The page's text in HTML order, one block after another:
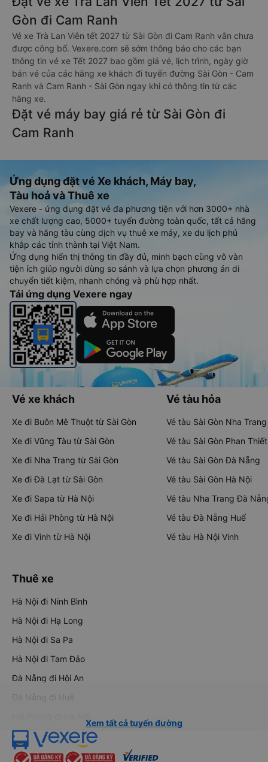
Gòn đi Cam Ranh
Vé xe Trà Lan Viên tết 2027 từ Sài Gòn đi Cam Ranh vẫn chưa
được công bố. Vexere.com sẽ sớm thông báo cho các bạn
thông tin vé xe Tết 2027 bao gồm giá vé, lịch trình, ngày giờ
bán vé của các hãng xe khách đi tuyến đường Sài Gòn - Cam
Ranh và Cam Ranh - Sài Gòn ngay khi có thông tin từ các
hãng xe.
Đặt vé máy bay giá rẻ từ Sài Gòn đi
Cam Ranh
Ứng dụng đặt vé Xe khách, Máy bay,
Tàu hoả và Thuê xe
Vexere - ứng dụng đặt vé đa phương tiện với hơn 3000+ nhà
xe chất lượng cao, 5000+ tuyến đường toàn quốc, tất cả hãng
bay và hãng tàu cùng dịch vụ thuê xe máy, xe du lịch phủ
khắp các tỉnh thành tại Việt Nam.
Ứng dụng hiển thị thông tin đầy đủ, minh bạch cùng vô vàn
tiện ích giúp người dùng so sánh và lựa chọn phương án di
chuyển tiết kiệm, nhanh chóng và phù hợp nhất.
Tải ứng dụng Vexere ngay
Vé xe khách
Xe đi Buôn Mê Thuột từ Sài Gòn
Xe đi Vũng Tàu từ Sài Gòn
Xe đi Nha Trang từ Sài Gòn
Xe đi Đà Lạt từ Sài Gòn
Xe đi Sapa từ Hà Nội
Xe đi Hải Phòng từ Hà Nội
Xe đi Vinh từ Hà Nội
Vé tàu hỏa
Vé tàu Sài Gòn Nha Trang
Vé tàu Sài Gòn Phan Thiết
Vé tàu Sài Gòn Đà Nẵng
Vé tàu Sài Gòn Hà Nội
Vé tàu Nha Trang Đà
Vé tàu Đà Nẵng Huế
Vé tàu Hà Nội Vinh
Thuê xe
Hà Nội đi Ninh Bình
Hà Nội đi Hạ Long
Hà Nội đi Sa Pa
Hà Nội đi Tam Đảo
Đà Nẵng đi Hội An
Đà Nẵng đi Huế
Xem tất cả tuyến đường